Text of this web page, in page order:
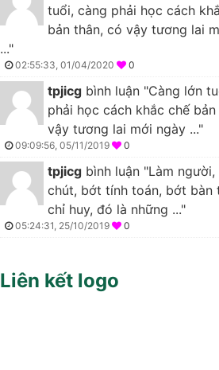
tuổi, càng phải học cách
bản thân, có vậy tương lai
..."
02:55:33, 01/04/2020 0
tpjicg bình luận "Càng lớn
phải học cách khắc chế
vậy tương lai mới ngày ..."
09:09:56, 05/11/2019 0
tpjicg bình luận "Làm
chút, bớt tính toán, bớt bàn
chỉ huy, đó là những ..."
05:24:31, 25/10/2019 0
Liên kết logo